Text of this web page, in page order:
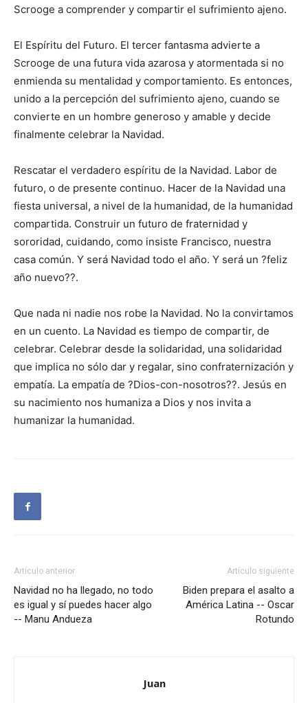
Scrooge a comprender y compartir el sufrimiento ajeno.
El Espíritu del Futuro. El tercer fantasma advierte a
Scrooge de una futura vida azarosa y atormentada si no
enmienda su mentalidad y comportamiento. Es entonces,
unido a la percepción del sufrimiento ajeno, cuando se
convierte en un hombre generoso y amable y decide
finalmente celebrar la Navidad.
Rescatar el verdadero espíritu de la Navidad. Labor de
futuro, o de presente continuo. Hacer de la Navidad una
fiesta universal, a nivel de la humanidad, de la humanidad
compartida. Construir un futuro de fraternidad y
sororidad, cuidando, como insiste Francisco, nuestra
casa común. Y será Navidad todo el año. Y será un ?feliz
año nuevo??.
Que nada ni nadie nos robe la Navidad. No la convirtamos
en un cuento. La Navidad es tiempo de compartir, de
celebrar. Celebrar desde la solidaridad, una solidaridad
que implica no sólo dar y regalar, sino confraternización y
empatía. La empatía de ?Dios-con-nosotros??. Jesús en
su nacimiento nos humaniza a Dios y nos invita a
humanizar la humanidad.
Artículo anterior
Navidad no ha llegado, no todo
es igual y sí puedes hacer algo
-- Manu Andueza
Artículo siguiente
Biden prepara el asalto a
América Latina -- Oscar
Rotundo
Juan